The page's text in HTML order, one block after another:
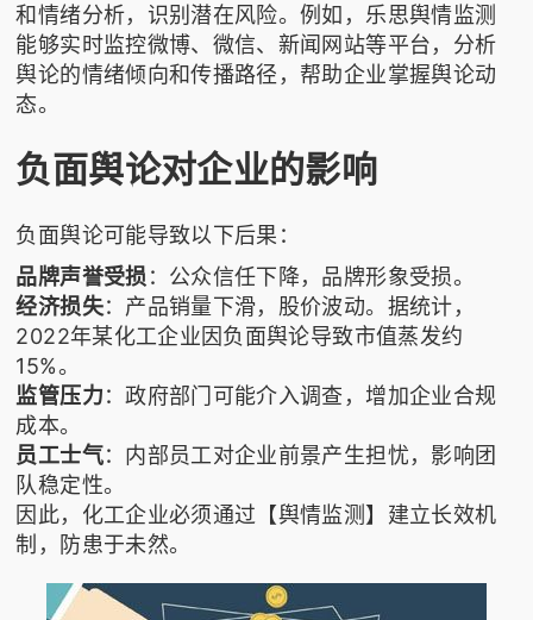
和情绪分析，识别潜在风险。例如， 乐思舆情监测
能够实时监控微博、微信、新闻网站等平台，分析
舆论的情绪倾向和传播路径，帮助企业掌握舆论动
态。
负面舆论对企业的影响
负面舆论可能导致以下后果：
品牌声誉受损：公众信任下降，品牌形象受损。
经济损失：产品销量下滑，股价波动。据统计，
2022年某化工企业因负面舆论导致市值蒸发约
15%。
监管压力：政府部门可能介入调查，增加企业合规
成本。
员工士气：内部员工对企业前景产生担忧，影响团
队稳定性。
因此，化工企业必须通过【舆情监测】建立长效机
制，防患于未然。